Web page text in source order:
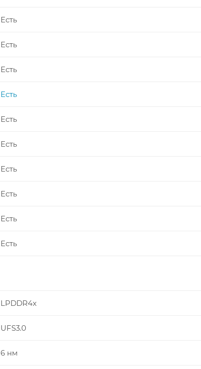
Есть
Есть
Есть
Есть
Есть
Есть
Есть
Есть
Есть
Есть
LPDDR4x
UFS3.0
6 нм